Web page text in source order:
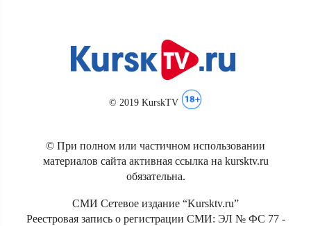
© 2019 KurskTV
© При полном или частичном использовании
материалов сайта активная ссылка на kursktv.ru
обязательна.
СМИ Сетевое издание “Kursktv.ru”
Реестровая запись о регистрации СМИ: ЭЛ № ФС 77 -